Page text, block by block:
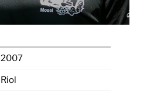
2007
Riol